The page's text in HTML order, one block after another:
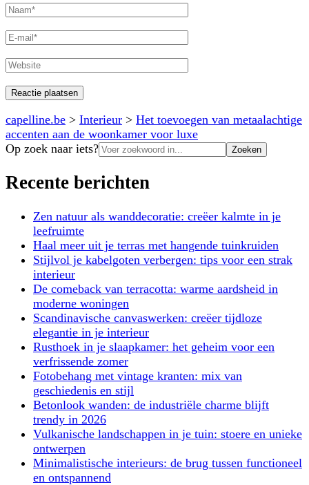
Volledige
E-
Website
capelline.be > Interieur > Het toevoegen van metaalachtige
accenten aan de woonkamer voor luxe
Zoeken
Op zoek naar iets?
Recente berichten
Zen natuur als wanddecoratie: creëer kalmte in je
leefruimte
Haal meer uit je terras met hangende tuinkruiden
Stijlvol je kabelgoten verbergen: tips voor een strak
interieur
De comeback van terracotta: warme aardsheid in
moderne woningen
Scandinavische canvaswerken: creëer tijdloze
elegantie in je interieur
Rusthoek in je slaapkamer: het geheim voor een
verfrissende zomer
Fotobehang met vintage kranten: mix van
geschiedenis en stijl
Betonlook wanden: de industriële charme blijft
trendy in 2026
Vulkanische landschappen in je tuin: stoere en unieke
ontwerpen
Minimalistische interieurs: de brug tussen functioneel
en ontspannend